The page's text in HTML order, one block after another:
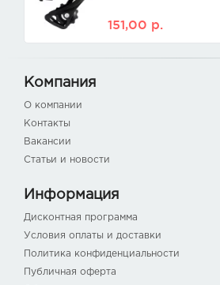
151,00 р.
Компания
О компании
Контакты
Вакансии
Статьи и новости
Информация
Дисконтная программа
Условия оплаты и доставки
Политика конфиденциальности
Публичная оферта